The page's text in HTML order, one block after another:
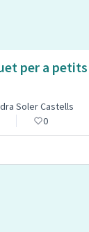
per a petits
Soler Castells
0